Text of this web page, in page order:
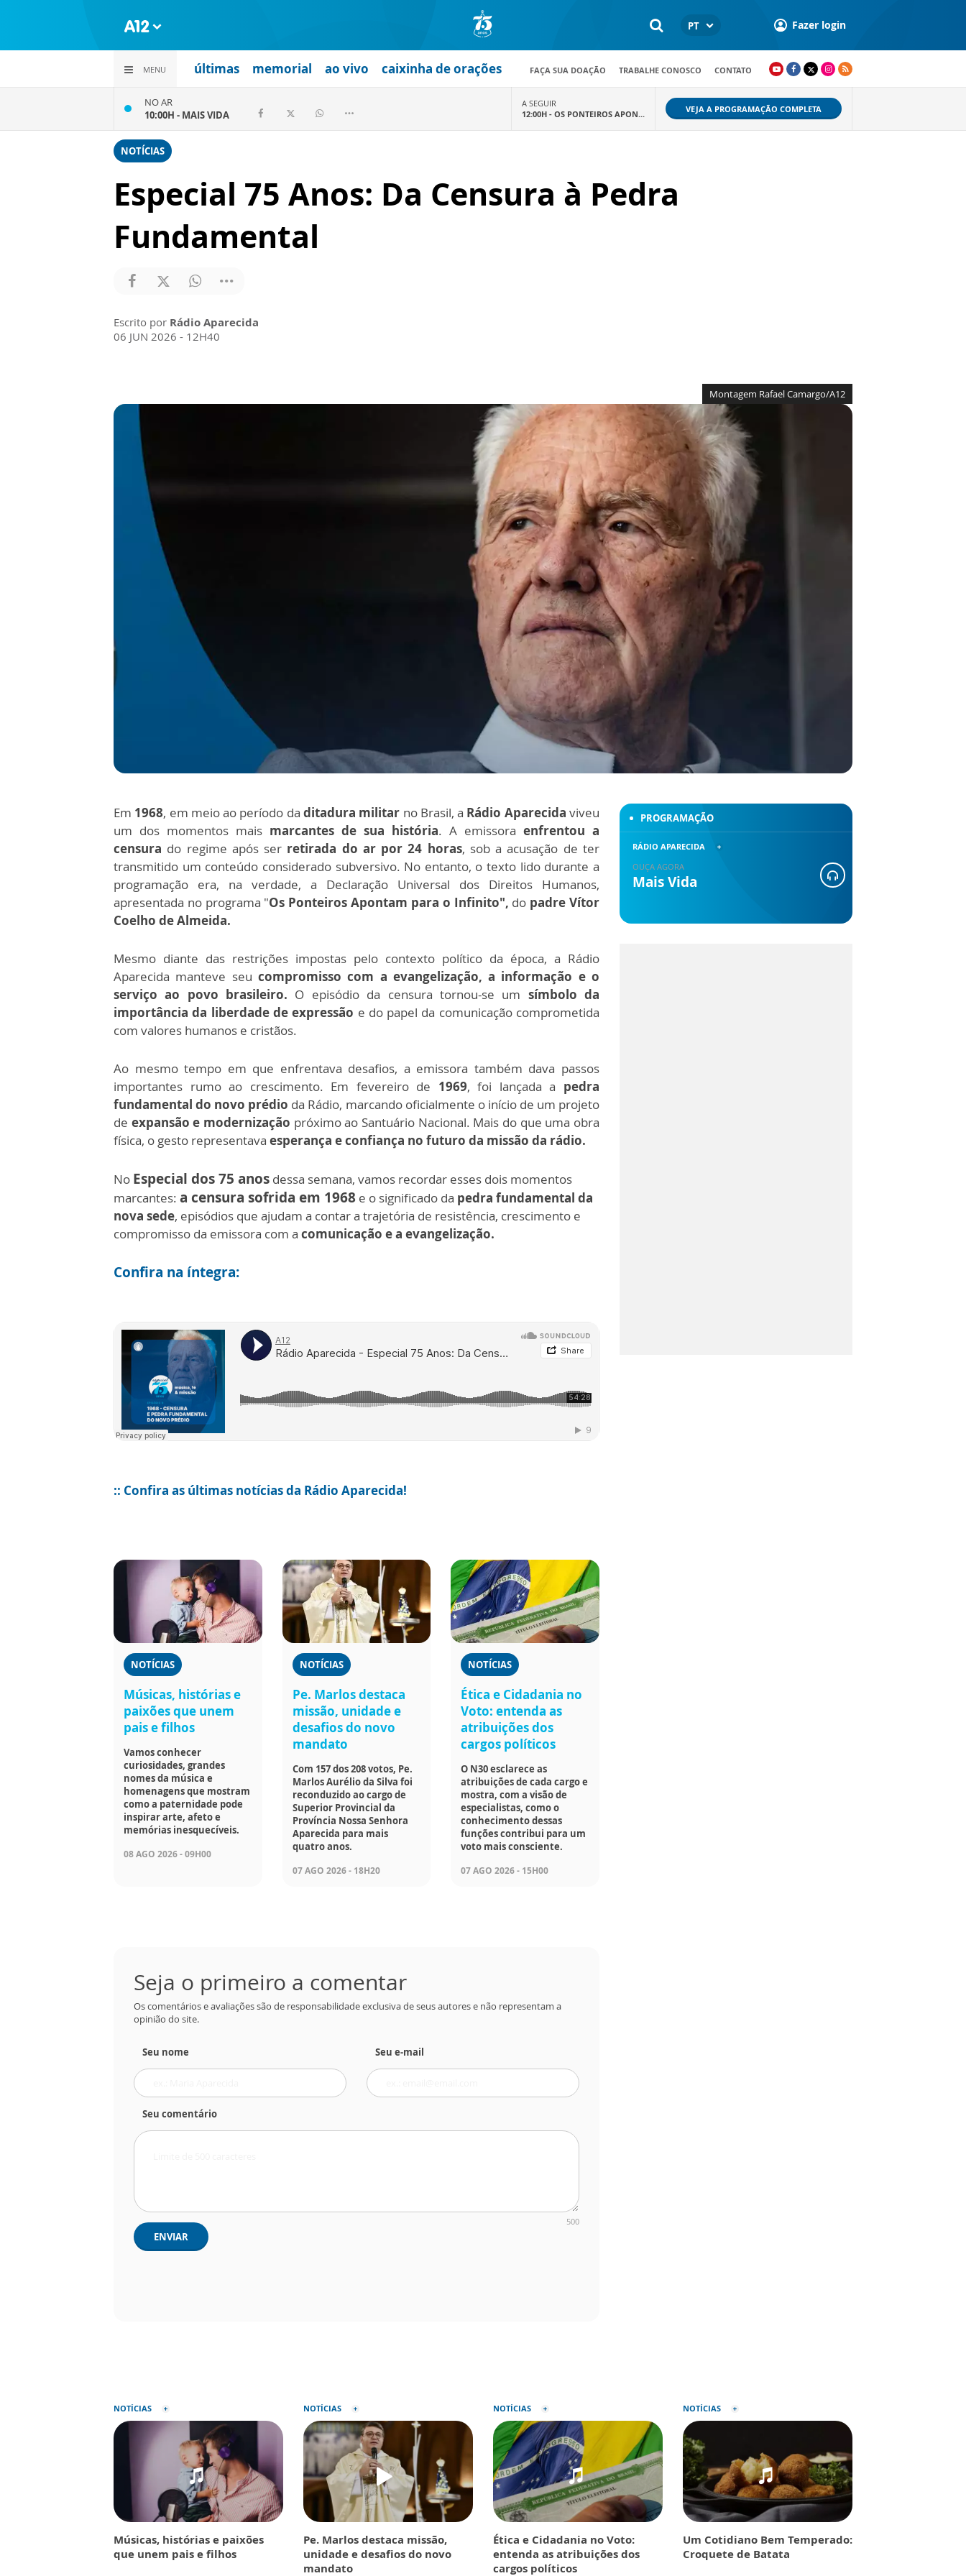
PT Fazer login
MENU últimas memorial ao vivo caixinha de orações FAÇA SUA DOAÇÃO TRABALHE CONOSCO CONTATO
NO AR
10:00H - MAIS VIDA
A SEGUIR
12:00H - OS PONTEIROS APON... VEJA A PROGRAMAÇÃO COMPLETA
NOTÍCIAS
Especial 75 Anos: Da Censura à Pedra
Fundamental
Escrito por Rádio Aparecida
06 JUN 2026 - 12H40
Montagem Rafael Camargo/A12
Em 1968, em meio ao período daditadura militar no Brasil, a Rádio Aparecida viveu
um dos momentos mais marcantes de sua história. A emissora enfrentou a
censura do regime após ser retirada do ar por 24 horas, sob a acusação de ter
transmitido um conteúdo considerado subversivo. No entanto, o texto lido durante a
programação era, na verdade, a Declaração Universal dos Direitos Humanos,
apresentada no programa "Os Ponteiros Apontam para o Infinito", do padre Vítor
Coelho de Almeida.
Mesmo diante das restrições impostas pelo contexto político da época, a Rádio
Aparecida manteve seu compromisso com a evangelização, a informação e o
serviço ao povo brasileiro. O episódio da censura tornou-se um símbolo da
importância da liberdade de expressão e do papel da comunicação comprometida
com valores humanos e cristãos.
Ao mesmo tempo em que enfrentava desafios, a emissora também dava passos
importantes rumo ao crescimento. Em fevereiro de 1969, foi lançada a pedra
fundamental do novo prédio da Rádio, marcando oficialmente o início de um projeto
de expansão e modernização próximo ao Santuário Nacional. Mais do que uma obra
física, o gesto representava esperança e confiança no futuro da missão da rádio.
No Especial dos 75 anos dessa semana, vamos recordar esses dois momentos
marcantes: a censura sofrida em 1968 e o significado da pedra fundamental da
nova sede, episódios que ajudam a contar a trajetória de resistência, crescimento e
compromisso da emissora com a comunicação e a evangelização.
Confira na íntegra:
:: Confira as últimas notícias da Rádio Aparecida!
NOTÍCIAS
Músicas, histórias e
paixões que unem
pais e filhos
Vamos conhecer
curiosidades, grandes
nomes da música e
homenagens que mostram
como a paternidade pode
inspirar arte, afeto e
memórias inesquecíveis.
08 AGO 2026 - 09H00
NOTÍCIAS
Pe. Marlos destaca
missão, unidade e
desafios do novo
mandato
Com 157 dos 208 votos, Pe.
Marlos Aurélio da Silva foi
reconduzido ao cargo de
Superior Provincial da
Província Nossa Senhora
Aparecida para mais
quatro anos.
07 AGO 2026 - 18H20
NOTÍCIAS
Ética e Cidadania no
Voto: entenda as
atribuições dos
cargos políticos
O N30 esclarece as
atribuições de cada cargo e
mostra, com a visão de
especialistas, como o
conhecimento dessas
funções contribui para um
voto mais consciente.
07 AGO 2026 - 15H00
Seja o primeiro a comentar
Os comentários e avaliações são de responsabilidade exclusiva de seus autores e não representam a
opinião do site.
Seu nome Seu e-mail
Seu comentário
500
ENVIAR
PROGRAMAÇÃO
RÁDIO APARECIDA
OUÇA AGORA
Mais Vida
NOTÍCIAS
Músicas, histórias e paixões
que unem pais e filhos
NOTÍCIAS
Pe. Marlos destaca missão,
unidade e desafios do novo
mandato
NOTÍCIAS
Ética e Cidadania no Voto:
entenda as atribuições dos
cargos políticos
NOTÍCIAS
Um Cotidiano Bem Temperado:
Croquete de Batata